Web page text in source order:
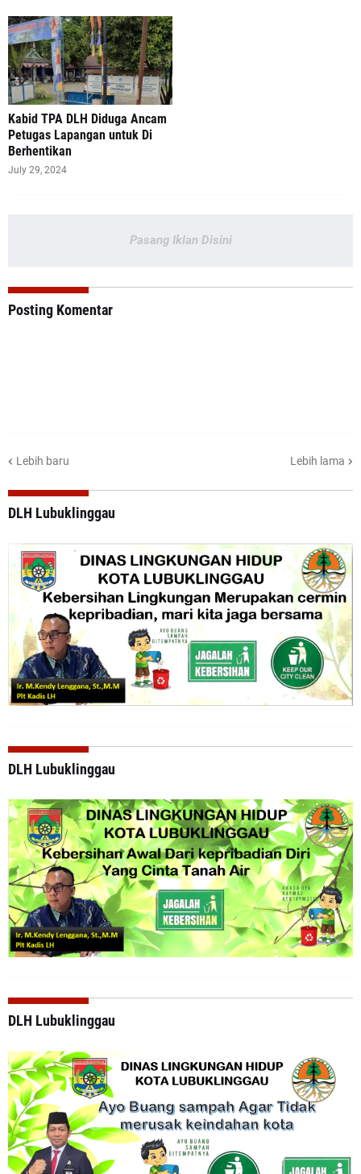
Kabid TPA DLH Diduga Ancam
Petugas Lapangan untuk Di
Berhentikan
July 29, 2024
Pasang Iklan Disini
Posting Komentar
Lebih baru Lebih lama
DLH Lubuklinggau
DLH Lubuklinggau
DLH Lubuklinggau